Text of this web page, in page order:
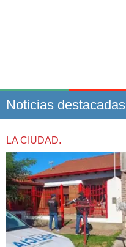
Noticias destacadas
LA CIUDAD.